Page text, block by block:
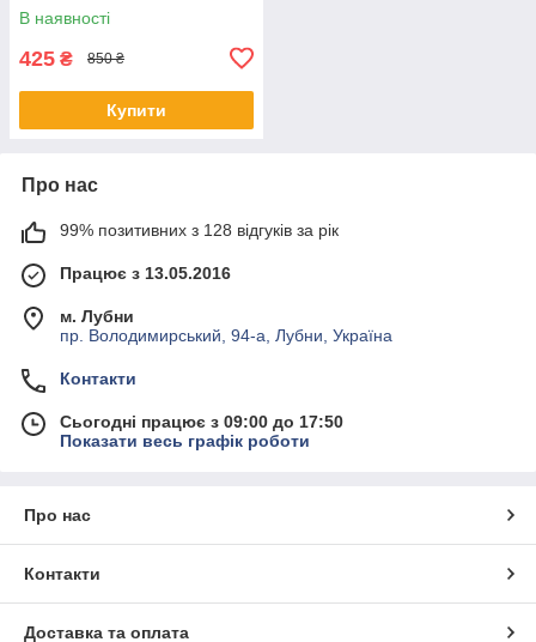
В наявності
425 ₴ 850 ₴
Купити
Про нас
99% позитивних з 128 відгуків за рік
Працює з 13.05.2016
м. Лубни
пр. Володимирський, 94-а, Лубни, Україна
Контакти
Сьогодні працює з 09:00 до 17:50
Показати весь графік роботи
Про нас
Контакти
Доставка та оплата